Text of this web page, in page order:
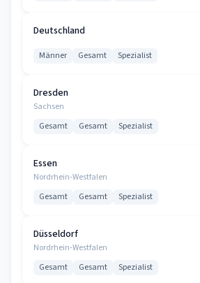
Deutschland
Männer Gesamt Spezialist
Dresden
Sachsen
Gesamt Gesamt Spezialist
Essen
Nordrhein-Westfalen
Gesamt Gesamt Spezialist
Düsseldorf
Nordrhein-Westfalen
Gesamt Gesamt Spezialist